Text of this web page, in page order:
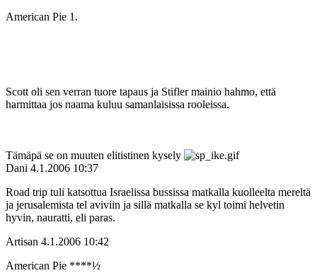
American Pie 1.
Scott oli sen verran tuore tapaus ja Stifler mainio hahmo, että
harmittaa jos naama kuluu samanlaisissa rooleissa.
Tämäpä se on muuten elitistinen kysely
Dani 4.1.2006 10:37
Road trip tuli katsottua Israelissa bussissa matkalla kuolleelta mereltä
ja jerusalemista tel aviviin ja sillä matkalla se kyl toimi helvetin
hyvin, nauratti, eli paras.
Artisan 4.1.2006 10:42
American Pie ****½